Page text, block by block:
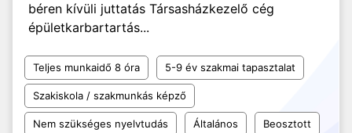
béren kívüli juttatás Társasházkezelő cég
épületkarbartartás...
Teljes munkaidő 8 óra 5-9 év szakmai tapasztalat
Szakiskola / szakmunkás képző
Nem szükséges nyelvtudás Általános Beosztott